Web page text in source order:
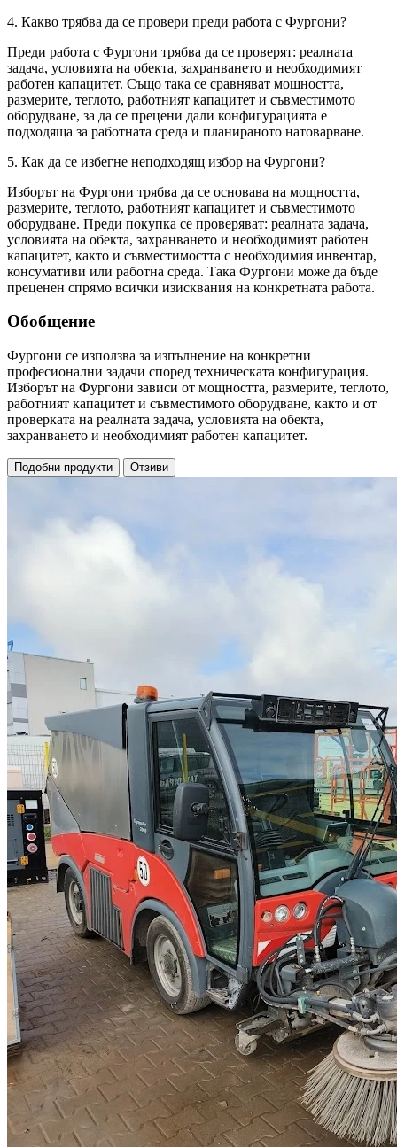
4. Какво трябва да се провери преди работа с Фургони?
Преди работа с Фургони трябва да се проверят: реалната
задача, условията на обекта, захранването и необходимият
работен капацитет. Също така се сравняват мощността,
размерите, теглото, работният капацитет и съвместимото
оборудване, за да се прецени дали конфигурацията е
подходяща за работната среда и планираното натоварване.
5. Как да се избегне неподходящ избор на Фургони?
Изборът на Фургони трябва да се основава на мощността,
размерите, теглото, работният капацитет и съвместимото
оборудване. Преди покупка се проверяват: реалната задача,
условията на обекта, захранването и необходимият работен
капацитет, както и съвместимостта с необходимия инвентар,
консумативи или работна среда. Така Фургони може да бъде
преценен спрямо всички изисквания на конкретната работа.
Обобщение
Фургони се използва за изпълнение на конкретни
професионални задачи според техническата конфигурация.
Изборът на Фургони зависи от мощността, размерите, теглото,
работният капацитет и съвместимото оборудване, както и от
проверката на реалната задача, условията на обекта,
захранването и необходимият работен капацитет.
Подобни продукти Отзиви